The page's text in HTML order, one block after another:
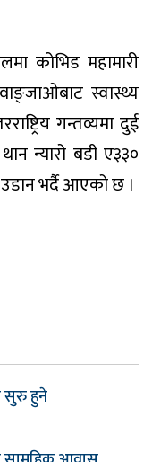
कोभिड महामारी
स्वास्थ्य
गन्तव्यमा दुई
न्यारो बडी ए३३०
भर्दै आएको छ ।
सुरु हुने